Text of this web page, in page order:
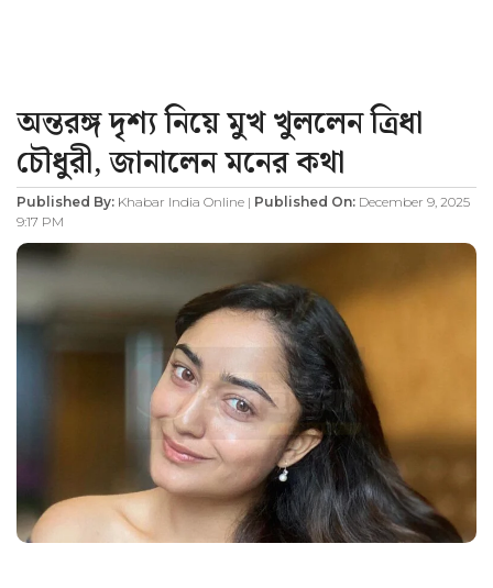
অন্তরঙ্গ দৃশ্য নিয়ে মুখ খুললেন ত্রিধা
চৌধুরী, জানালেন মনের কথা
Published By: Khabar India Online | Published On: December 9, 2025
9:17 PM